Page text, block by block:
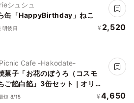
シュシュ
缶「HappyBirthday」ねこ
明後日 ¥ 2,520
Cafe -Hakodate-
菓子「お花のぼうろ（コスモ
ご餡白餡」3缶セット｜オリジ
を3枚
短 8/15 ¥ 4,650